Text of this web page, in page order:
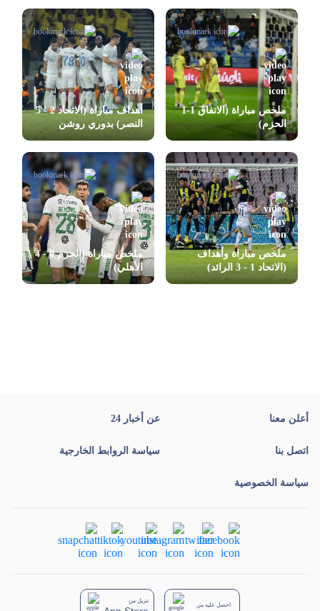
ملخص مباراة (الاتفاق 1-1
الحزم)
أهداف مباراة (الاتحاد 2 - 5
النصر) بدوري روشن
ملخص مباراة وأهداف
(الاتحاد 1 - 3 الرائد)
ملخص مباراة (الحزم 0 - 4
الأهلي)
أعلن معنا عن أخبار 24
اتصل بنا سياسة الروابط الخارجية
سياسة الخصوصية
تنزيل من
احصل عليه من